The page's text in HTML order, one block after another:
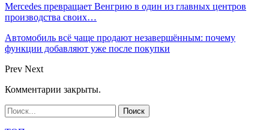
Mercedes превращает Венгрию в один из главных центров
производства своих…
Автомобиль всё чаще продают незавершённым: почему
функции добавляют уже после покупки
Prev Next
Комментарии закрыты.